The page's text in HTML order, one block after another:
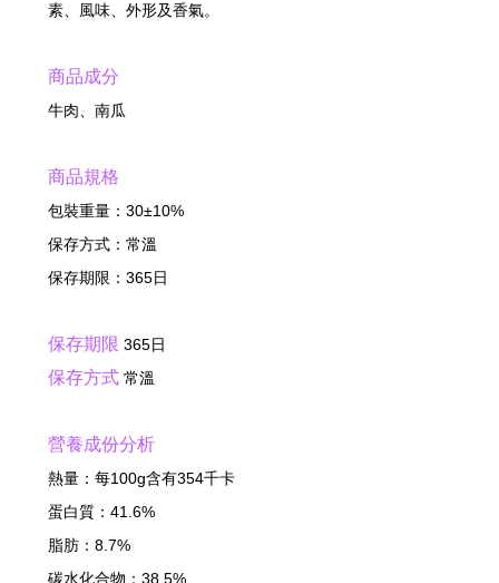
素、風味、外形及香氣。
商品成分
牛肉、南瓜
商品規格
包裝重量：30±10%
保存方式：常溫
保存期限：365日
保存期限 365日
保存方式 常溫
營養成份分析
熱量：每100g含有354千卡
蛋白質：41.6%
脂肪：8.7%
碳水化合物：38.5%